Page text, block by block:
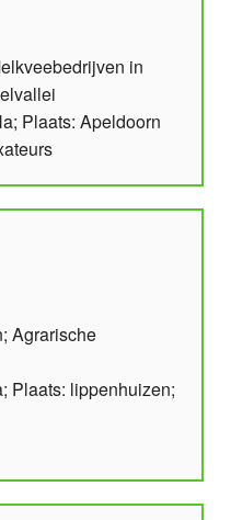
in
Plaats: Apeldoorn
Agrarische
Plaats: lippenhuizen;